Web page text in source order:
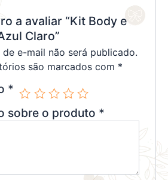
a avaliar “Kit Body e
Claro”
de e-mail não será publicado.
são marcados com *
*
sobre o produto *